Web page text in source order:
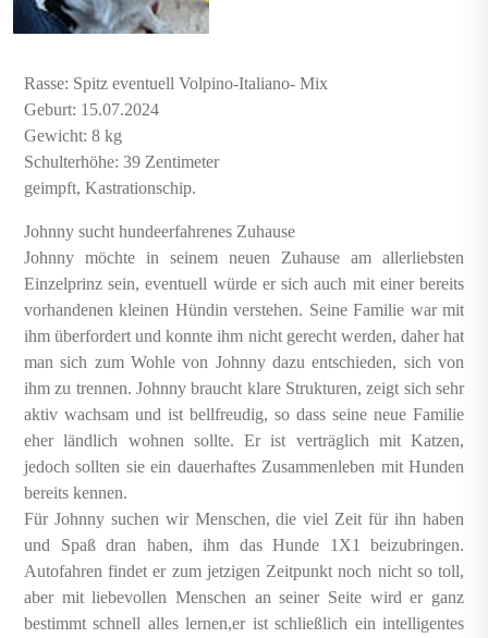
Rasse: Spitz eventuell Volpino-Italiano- Mix
Geburt: 15.07.2024
Gewicht: 8 kg
Schulterhöhe: 39 Zentimeter
geimpft, Kastrationschip.
Johnny sucht hundeerfahrenes Zuhause
Johnny möchte in seinem neuen Zuhause am allerliebsten
Einzelprinz sein, eventuell würde er sich auch mit einer bereits
vorhandenen kleinen Hündin verstehen. Seine Familie war mit
ihm überfordert und konnte ihm nicht gerecht werden, daher hat
man sich zum Wohle von Johnny dazu entschieden, sich von
ihm zu trennen. Johnny braucht klare Strukturen, zeigt sich sehr
aktiv wachsam und ist bellfreudig, so dass seine neue Familie
eher ländlich wohnen sollte. Er ist verträglich mit Katzen,
jedoch sollten sie ein dauerhaftes Zusammenleben mit Hunden
bereits kennen.
Für Johnny suchen wir Menschen, die viel Zeit für ihn haben
und Spaß dran haben, ihm das Hunde 1X1 beizubringen.
Autofahren findet er zum jetzigen Zeitpunkt noch nicht so toll,
aber mit liebevollen Menschen an seiner Seite wird er ganz
bestimmt schnell alles lernen,er ist schließlich ein intelligentes